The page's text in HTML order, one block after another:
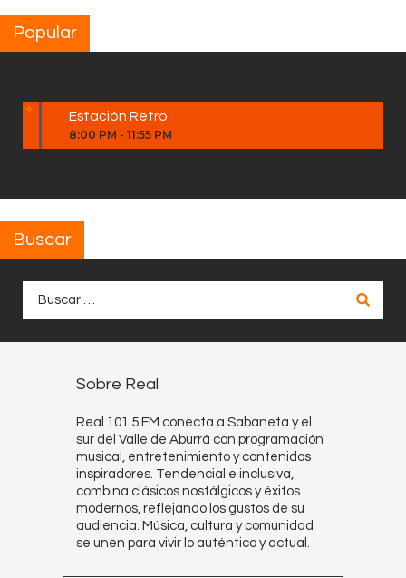
Popular
Estación Retro
8:00 PM - 11:55 PM
Buscar
Sobre Real
Real 101.5 FM conecta a Sabaneta y el
sur del Valle de Aburrá con programación
musical, entretenimiento y contenidos
inspiradores. Tendencial e inclusiva,
combina clásicos nostálgicos y éxitos
modernos, reflejando los gustos de su
audiencia. Música, cultura y comunidad
se unen para vivir lo auténtico y actual.